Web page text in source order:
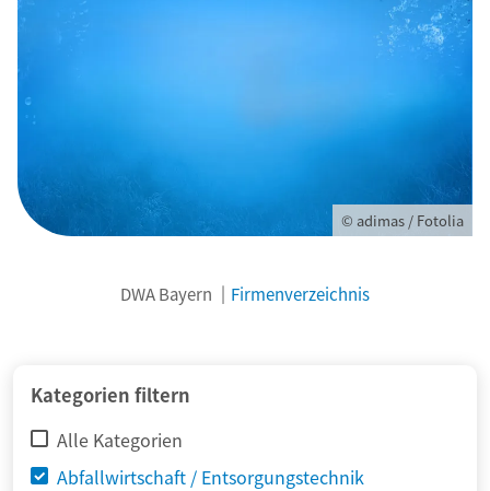
© adimas / Fotolia
DWA Bayern Firmenverzeichnis
Kategorien filtern
Alle Kategorien
Abfallwirtschaft / Entsorgungstechnik